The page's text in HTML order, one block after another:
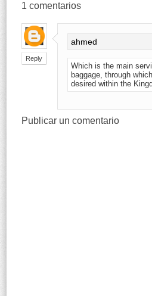
1 comentarios
Reply
ahmed
Which is the main
baggage, through
desired within the
Publicar un comentario